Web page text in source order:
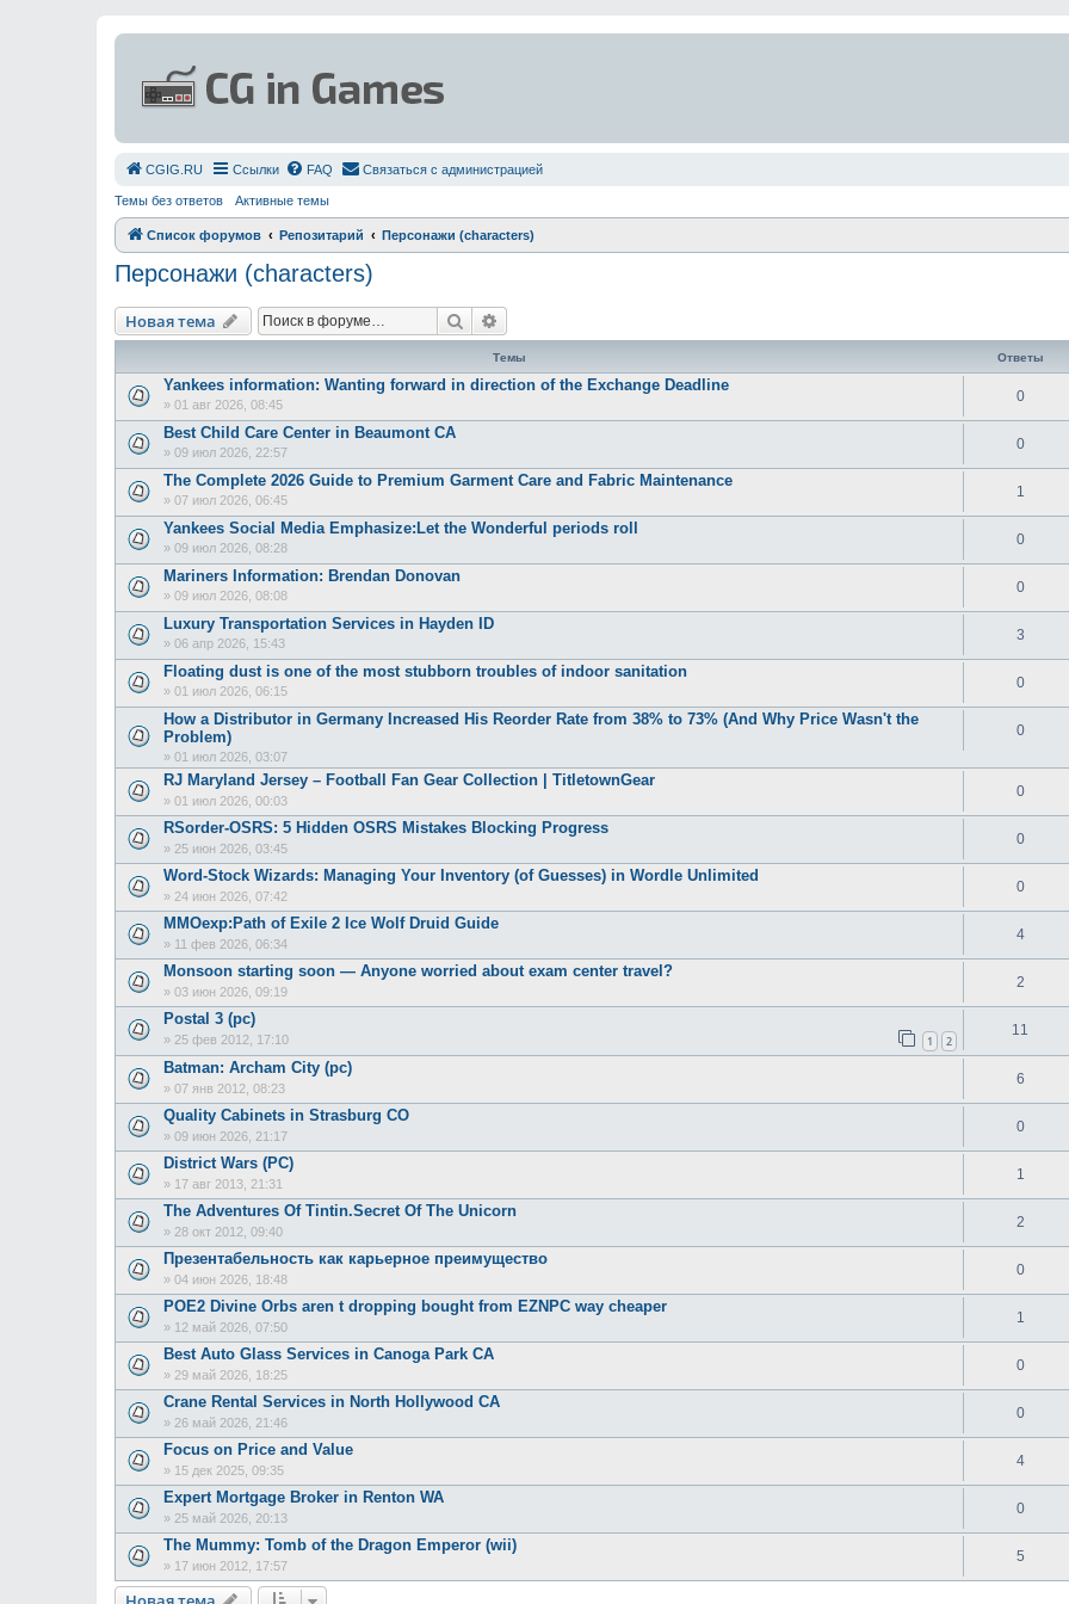
СGIG.RU Ссылки FAQ Связаться с администрацией
Темы без ответов Активные темы
Список форумов Репозитарий Персонажи (characters)
Персонажи (characters)
Новая тема Поиск
Темы Ответы
Yankees information: Wanting forward in direction of the Exchange Deadline
» 01 авг 2026, 08:45
0
Best Child Care Center in Beaumont CA
» 09 июл 2026, 22:57
0
The Complete 2026 Guide to Premium Garment Care and Fabric Maintenance
» 07 июл 2026, 06:45
1
Yankees Social Media Emphasize:Let the Wonderful periods roll
» 09 июл 2026, 08:28
0
Mariners Information: Brendan Donovan
» 09 июл 2026, 08:08
0
Luxury Transportation Services in Hayden ID
» 06 апр 2026, 15:43
3
Floating dust is one of the most stubborn troubles of indoor sanitation
» 01 июл 2026, 06:15
0
How a Distributor in Germany Increased His Reorder Rate from 38% to 73% (And Why Price Wasn't the
Problem)
» 01 июл 2026, 03:07
0
RJ Maryland Jersey – Football Fan Gear Collection | TitletownGear
» 01 июл 2026, 00:03
0
RSorder-OSRS: 5 Hidden OSRS Mistakes Blocking Progress
» 25 июн 2026, 03:45
0
Word-Stock Wizards: Managing Your Inventory (of Guesses) in Wordle Unlimited
» 24 июн 2026, 07:42
0
MMOexp:Path of Exile 2 Ice Wolf Druid Guide
» 11 фев 2026, 06:34
4
Monsoon starting soon — Anyone worried about exam center travel?
» 03 июн 2026, 09:19
2
Postal 3 (pc)
» 25 фев 2012, 17:10 1 2
11
Batman: Archam City (pc)
» 07 янв 2012, 08:23
6
Quality Cabinets in Strasburg CO
» 09 июн 2026, 21:17
0
District Wars (PC)
» 17 авг 2013, 21:31
1
The Adventures Of Tintin.Secret Of The Unicorn
» 28 окт 2012, 09:40
2
Презентабельность как карьерное преимущество
» 04 июн 2026, 18:48
0
POE2 Divine Orbs aren t dropping bought from EZNPC way cheaper
» 12 май 2026, 07:50
1
Best Auto Glass Services in Canoga Park CA
» 29 май 2026, 18:25
0
Crane Rental Services in North Hollywood CA
» 26 май 2026, 21:46
0
Focus on Price and Value
» 15 дек 2025, 09:35
4
Expert Mortgage Broker in Renton WA
» 25 май 2026, 20:13
0
The Mummy: Tomb of the Dragon Emperor (wii)
» 17 июн 2012, 17:57
5